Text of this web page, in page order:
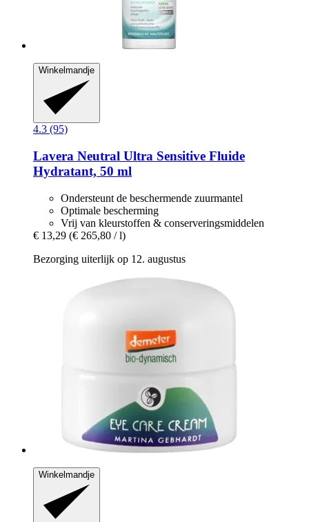
Winkelmandje
4.3 (95)
Lavera Neutral Ultra Sensitive Fluide
Hydratant, 50 ml
Ondersteunt de beschermende zuurmantel
Optimale bescherming
Vrij van kleurstoffen & conserveringsmiddelen
€ 13,29 (€ 265,80 / l)
Bezorging uiterlijk op 12. augustus
Winkelmandje